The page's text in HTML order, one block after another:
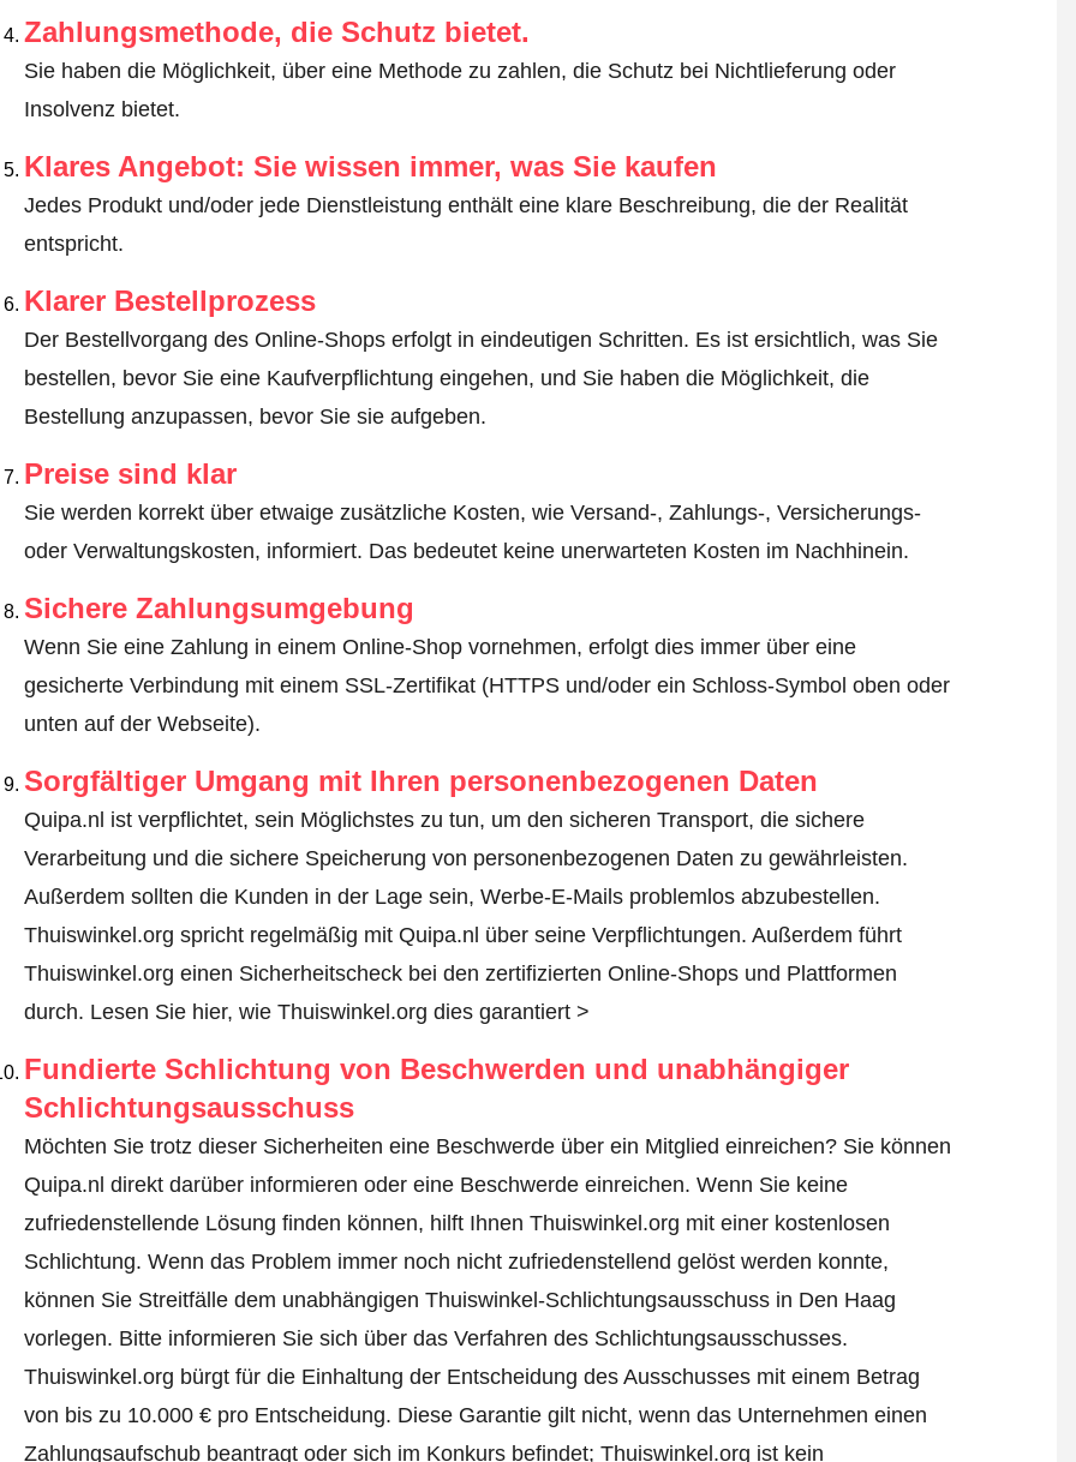
Zahlungsmethode, die Schutz bietet.
Sie haben die Möglichkeit, über eine Methode zu zahlen, die Schutz bei Nichtlieferung oder
Insolvenz bietet.
Klares Angebot: Sie wissen immer, was Sie kaufen
Jedes Produkt und/oder jede Dienstleistung enthält eine klare Beschreibung, die der Realität
entspricht.
Klarer Bestellprozess
Der Bestellvorgang des Online-Shops erfolgt in eindeutigen Schritten. Es ist ersichtlich, was Sie
bestellen, bevor Sie eine Kaufverpflichtung eingehen, und Sie haben die Möglichkeit, die
Bestellung anzupassen, bevor Sie sie aufgeben.
Preise sind klar
Sie werden korrekt über etwaige zusätzliche Kosten, wie Versand-, Zahlungs-, Versicherungs-
oder Verwaltungskosten, informiert. Das bedeutet keine unerwarteten Kosten im Nachhinein.
Sichere Zahlungsumgebung
Wenn Sie eine Zahlung in einem Online-Shop vornehmen, erfolgt dies immer über eine
gesicherte Verbindung mit einem SSL-Zertifikat (HTTPS und/oder ein Schloss-Symbol oben oder
unten auf der Webseite).
Sorgfältiger Umgang mit Ihren personenbezogenen Daten
Quipa.nl ist verpflichtet, sein Möglichstes zu tun, um den sicheren Transport, die sichere
Verarbeitung und die sichere Speicherung von personenbezogenen Daten zu gewährleisten.
Außerdem sollten die Kunden in der Lage sein, Werbe-E-Mails problemlos abzubestellen.
Thuiswinkel.org spricht regelmäßig mit Quipa.nl über seine Verpflichtungen. Außerdem führt
Thuiswinkel.org einen Sicherheitscheck bei den zertifizierten Online-Shops und Plattformen
durch. Lesen Sie hier, wie Thuiswinkel.org dies garantiert >
Fundierte Schlichtung von Beschwerden und unabhängiger
Schlichtungsausschuss
Möchten Sie trotz dieser Sicherheiten eine Beschwerde über ein Mitglied einreichen? Sie können
Quipa.nl direkt darüber informieren oder eine Beschwerde einreichen. Wenn Sie keine
zufriedenstellende Lösung finden können, hilft Ihnen Thuiswinkel.org mit einer kostenlosen
Schlichtung. Wenn das Problem immer noch nicht zufriedenstellend gelöst werden konnte,
können Sie Streitfälle dem unabhängigen Thuiswinkel-Schlichtungsausschuss in Den Haag
vorlegen. Bitte informieren Sie sich über das Verfahren des Schlichtungsausschusses.
Thuiswinkel.org bürgt für die Einhaltung der Entscheidung des Ausschusses mit einem Betrag
von bis zu 10.000 € pro Entscheidung. Diese Garantie gilt nicht, wenn das Unternehmen einen
Zahlungsaufschub beantragt oder sich im Konkurs befindet; Thuiswinkel.org ist kein